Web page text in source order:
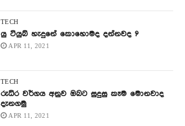
TECH
යු ටියුබ් හැදුනේ කොහොමද දන්නවද ?
APR 11, 2021
TECH
රුධිර වර්ගය අනුව ඔබට සුදුසු කෑම මොනවාද
දැනගමු
APR 11, 2021